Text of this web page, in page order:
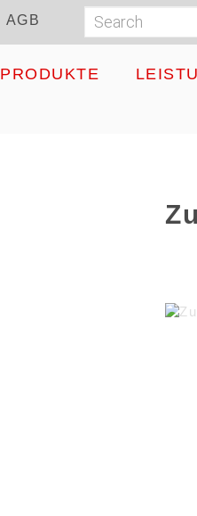
AGB Search
PRODUKTE